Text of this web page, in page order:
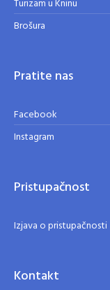
Turizam u Kninu
Brošura
Pratite nas
Facebook
Instagram
Pristupačnost
Izjava o pristupačnosti
Kontakt